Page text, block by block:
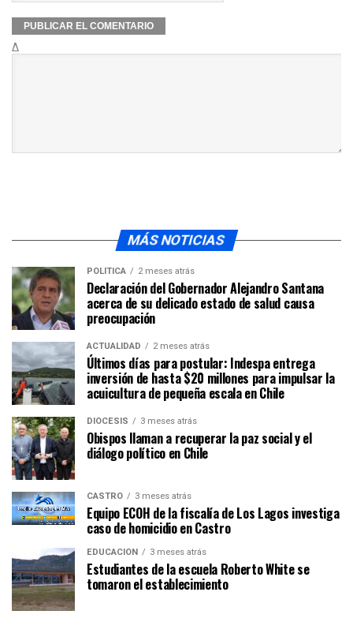
Δ
MÁS NOTICIAS
POLÍTICA 2 meses atrás
Declaración del Gobernador Alejandro Santana
acerca de su delicado estado de salud causa
preocupación
ACTUALIDAD 2 meses atrás
Últimos días para postular: Indespa entrega
inversión de hasta $20 millones para impulsar la
acuicultura de pequeña escala en Chile
DIÓCESIS 3 meses atrás
Obispos llaman a recuperar la paz social y el
diálogo político en Chile
CASTRO 3 meses atrás
Equipo ECOH de la fiscalía de Los Lagos investiga
caso de homicidio en Castro
EDUCACIÓN 3 meses atrás
Estudiantes de la escuela Roberto White se
tomaron el establecimiento